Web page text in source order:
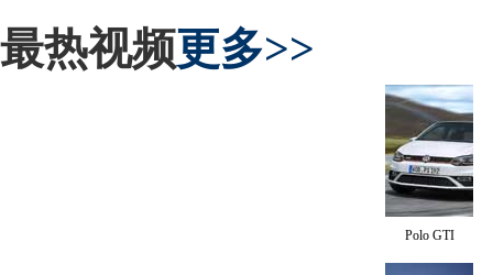
最热视频更多>>
Polo GTI